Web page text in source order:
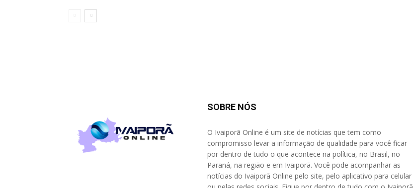
SOBRE NÓS
O Ivaiporã Online é um site de notícias que tem como
compromisso levar a informação de qualidade para você ficar
por dentro de tudo o que acontece na política, no Brasil, no
Paraná, na região e em Ivaiporã. Você pode acompanhar as
notícias do Ivaiporã Online pelo site, pelo aplicativo para celular